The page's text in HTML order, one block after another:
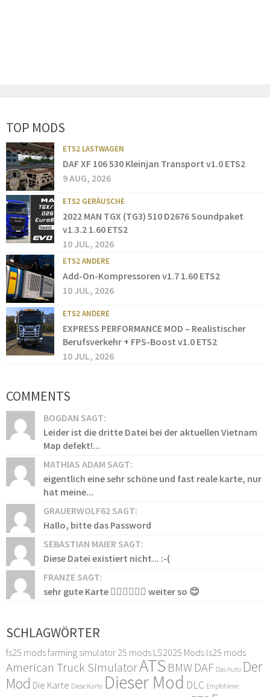
TOP MODS
ETS2 LASTWAGEN
DAF XF 106 530 Kleinjan Transport v1.0 ETS2
9 AUG, 2026
ETS2 GERÄUSCHE
2022 MAN TGX (TG3) 510 D2676 Soundpaket
v1.3.2 1.60 ETS2
10 JUL, 2026
ETS2 ANDERE
Add-On-Kompressoren v1.7 1.60 ETS2
10 JUL, 2026
ETS2 ANDERE
EXPRESS PERFORMANCE MOD – Realistischer
Berufsverkehr + FPS-Boost v1.0 ETS2
10 JUL, 2026
COMMENTS
BOGDAN SAGT:
Leider ist die dritte Datei bei der aktuellen Vietnam
Map defekt!...
MATHIAS ADAM SAGT:
eigentlich eine sehr schöne und fast reale karte, nur
hat meine...
GRAUERWOLF62 SAGT:
Hallo, bitte das Password
SEBASTIAN MAIER SAGT:
Diese Datei existiert nicht... :-(
FRANZE SAGT:
sehr gute Karte 👍🏻👍🏻👍🏻 weiter so 😊
SCHLAGWÖRTER
fs25 modsfarming simulator 25 mods LS2025 Mods ls25 mods
American Truck SimulatorATS BMW DAF Das Auto Der
Mod Die Karte Diese Karte Dieser Mod DLC Empfohlene